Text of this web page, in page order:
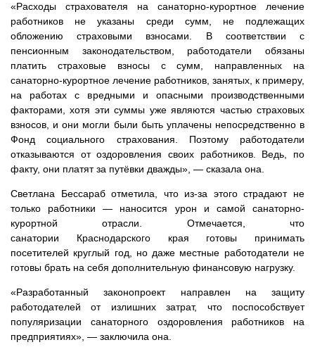
«Расходы страхователя на санаторно-курортное лечение
работников не указаны среди сумм, не подлежащих
обложению страховыми взносами. В соответствии с
пенсионным законодательством, работодатели обязаны
платить страховые взносы с сумм, направленных на
санаторно-курортное лечение работников, занятых, к примеру,
на работах с вредными и опасными производственными
факторами, хотя эти суммы уже являются частью страховых
взносов, и они могли были быть уплачены непосредственно в
Фонд социального страхования. Поэтому работодатели
отказываются от оздоровления своих работников. Ведь, по
факту, они платят за путёвки дважды», — сказала она.
Светлана Бессараб отметила, что из-за этого страдают не
только работники — наносится урон и самой санаторно-
курортной отрасли. Отмечается, что
санатории Краснодарского края готовы принимать
посетителей круглый год, но даже местные работодатели не
готовы брать на себя дополнительную финансовую нагрузку.
«Разработанный законопроект направлен на защиту
работодателей от излишних затрат, что поспособствует
популяризации санаторного оздоровления работников на
предприятиях», — заключила она.